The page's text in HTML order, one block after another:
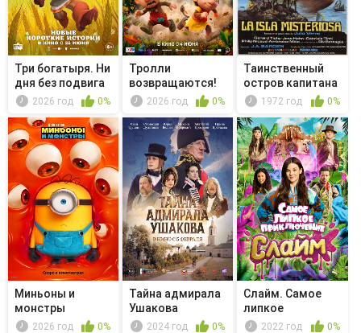
Три богатыря. Ни
дня без подвига
3
2026 год 0%
Тролли
возвращаются!
2026 год 0%
Таинственный
остров капитана
Немо1972 год 0%
Миньоны и
монстры
2026 год 0%
Тайна адмирала
Ушакова
2024 год 0%
Слайм. Самое
липкое
приключение
2022 год 0%